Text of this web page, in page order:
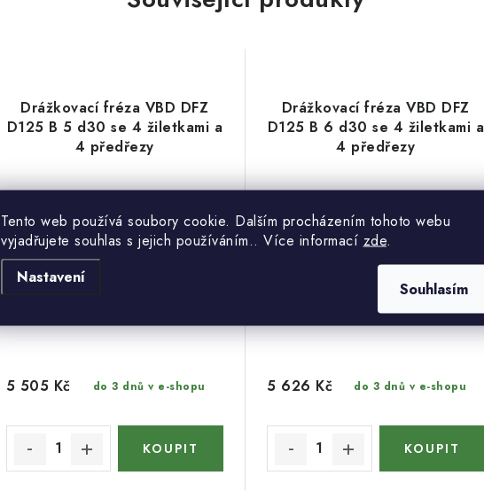
Tento web používá soubory cookie. Dalším procházením tohoto webu
vyjadřujete souhlas s jejich používáním.. Více informací zde.
Nastavení
Souhlasím
Drážkovací fréza VBD DFZ
D125 B 5 d30 se 4 žiletkami a
4 předřezy
do 3 dnů v e-shopu
5 505 Kč
Drážkovací fréza VBD DFZ
D125 B 6 d30 se 4 žiletkami a
4 předřezy
do 3 dnů v e-shopu
5 626 Kč